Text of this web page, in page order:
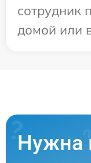
сотрудник
домой или
Нужна